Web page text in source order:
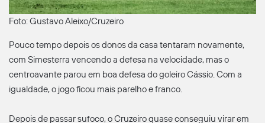
Foto: Gustavo Aleixo/Cruzeiro
Pouco tempo depois os donos da casa tentaram novamente,
com Simesterra vencendo a defesa na velocidade, mas o
centroavante parou em boa defesa do goleiro Cássio. Com a
igualdade, o jogo ficou mais parelho e franco.
Depois de passar sufoco, o Cruzeiro quase conseguiu virar em